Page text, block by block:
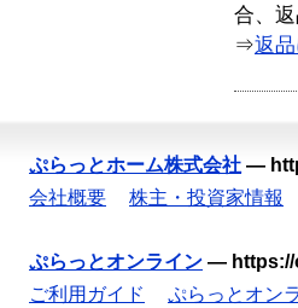
合、
⇒返
ぷらっとホーム株式会社 —
会社概要
株主・投資家情報
ぷらっとオンライン —
ご利用ガイド
ぷらっとオン